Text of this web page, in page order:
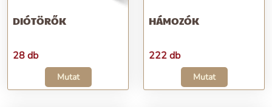
DIÓTÖRŐK
28 db
Mutat
HÁMOZÓK
222 db
Mutat